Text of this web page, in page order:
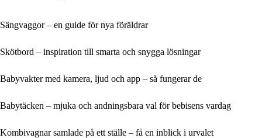
Sängvaggor – en guide för nya föräldrar
Skötbord – inspiration till smarta och snygga lösningar
Babyvakter med kamera, ljud och app – så fungerar de
Babytäcken – mjuka och andningsbara val för bebisens vardag
Kombivagnar samlade på ett ställe – få en inblick i urvalet